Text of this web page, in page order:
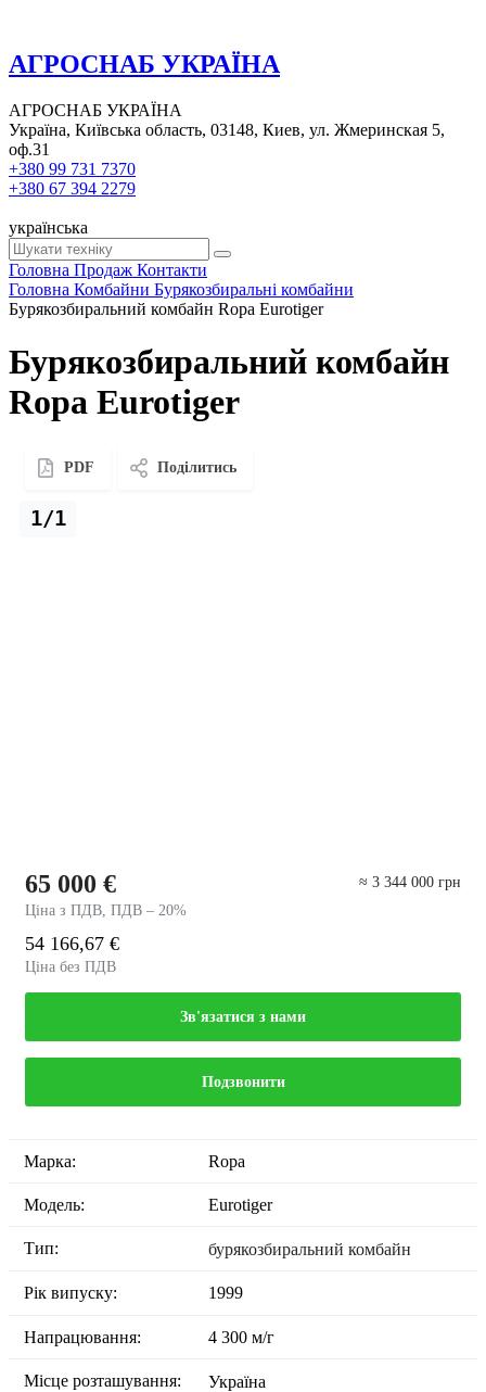
АГРОСНАБ УКРАЇНА
АГРОСНАБ УКРАЇНА
Україна, Київська область, 03148, Киев, ул. Жмеринская 5,
оф.31
+380 99 731 7370
+380 67 394 2279
українська
Головна Продаж Контакти
Головна Комбайни Бурякозбиральні комбайни
Бурякозбиральний комбайн Ropa Eurotiger
Бурякозбиральний комбайн
Ropa Eurotiger
PDF Поділитись
1/1
65 000 €
Ціна з ПДВ, ПДВ – 20%
≈ 3 344 000 грн
54 166,67 €
Ціна без ПДВ
Зв'язатися з нами
Подзвонити
Марка: Ropa
Модель: Eurotiger
Тип: бурякозбиральний комбайн
Рік випуску: 1999
Напрацювання: 4 300 м/г
Місце розташування:
Україна